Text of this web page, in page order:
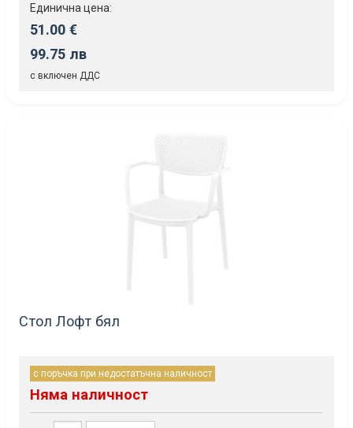
Единична цена:
51.00 €
99.75 лв
с включен ДДС
Стол Лофт бял
с поръчка при недостатъчна наличност
Няма наличност